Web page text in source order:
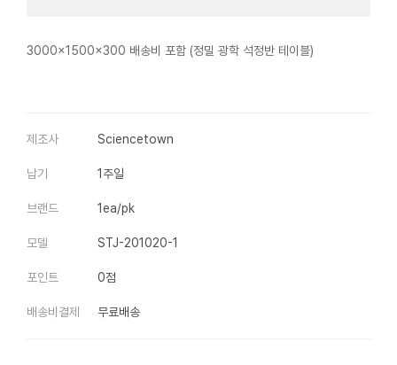
3000x1500x300 배송비 포함 (정밀 광학 석정반 테이블)
제조사 Sciencetown
납기 1주일
브랜드 1ea/pk
모델 STJ-201020-1
포인트 0점
배송비결제 무료배송